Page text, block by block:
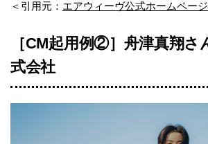
＜引用元： エアウィーヴ公式ホームペー
［CM起用例②］舟津真翔さ
式会社